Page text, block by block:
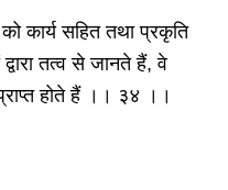
कार्य सहित तथा प्रकृति
तत्व से जानते हैं, वे
होते हैं ।। ३४ ।।